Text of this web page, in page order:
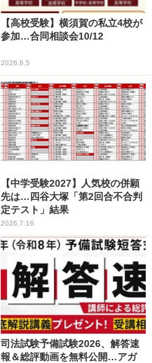
【高校受験】横須賀の私立4校が
参加…合同相談会10/12
2026.8.5
【中学受験2027】人気校の併願
先は…四谷大塚「第2回合不合判
定テスト」結果
2026.7.16
司法試験予備試験2026、解答速
報＆総評動画を無料公開…アガ